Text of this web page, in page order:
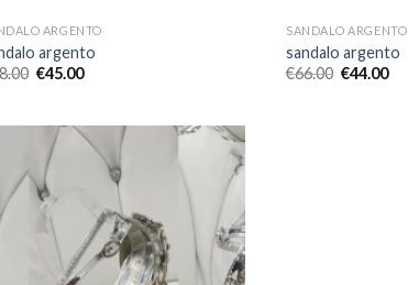
ARGENTO
argento
€45.00
SANDALO ARGENTO
sandalo argento
€66.00 €44.00